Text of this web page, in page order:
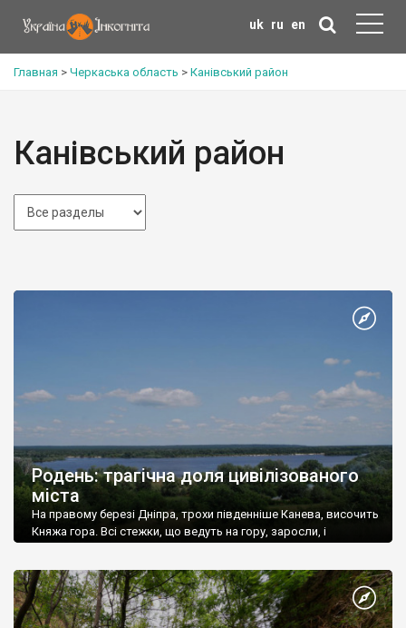
uk ru en
Главная > Черкаська область > Канівський район
Канівський район
Родень: трагічна доля цивілізованого
міста
На правому березі Дніпра, трохи південніше Канева, височить
Княжа гора. Всі стежки, що ведуть на гору, заросли, і